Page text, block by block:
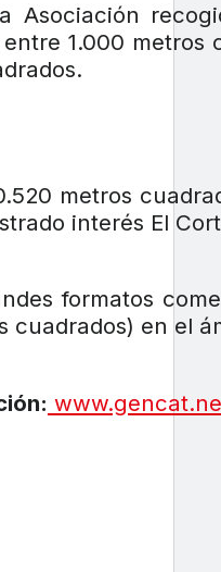
Asociación
1.000
metros
interés El
formatos
cuadrados) en el